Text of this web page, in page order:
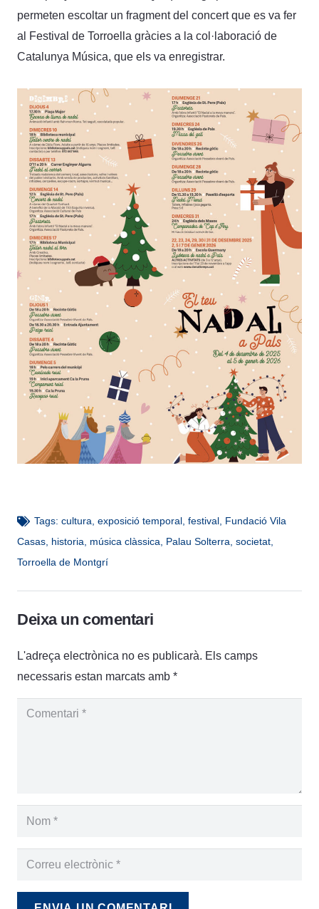
permeten escoltar un fragment del concert que es va fer
al Festival de Torroella gràcies a la col·laboració de
Catalunya Música, que els va enregistrar.
Tags: cultura exposició temporal, festival, Fundació Vila
Casas historia música clàssica Palau Solterra societat
Torroella de Montgrí
Deixa un comentari
L'adreça electrònica no es publicarà. Els camps
necessaris estan marcats amb *